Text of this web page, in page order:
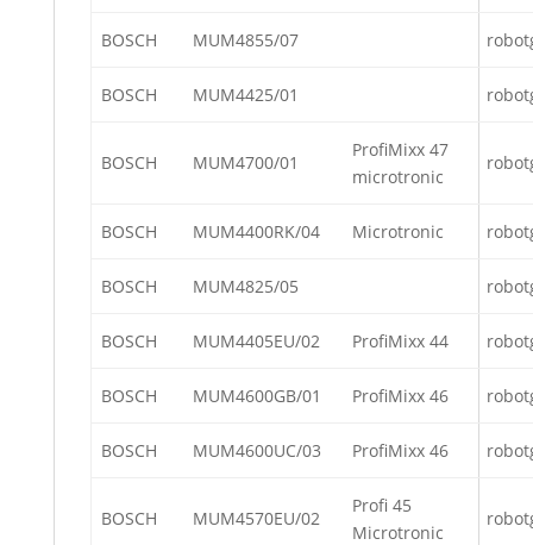
BOSCH MUM4855/07
BOSCH MUM4425/01
BOSCH MUM4700/01
ProfiMixx 47
microtronic
BOSCH MUM4400RK/04 Microtronic
BOSCH MUM4825/05
BOSCH MUM4405EU/02 ProfiMixx 44
BOSCH MUM4600GB/01 ProfiMixx 46
BOSCH MUM4600UC/03 ProfiMixx 46
BOSCH MUM4570EU/02
Profi 45
Microtronic